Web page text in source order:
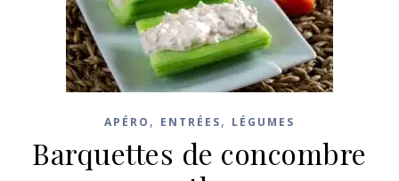
APÉRO , ENTRÉES, LÉGUMES
Barquettes de concombre